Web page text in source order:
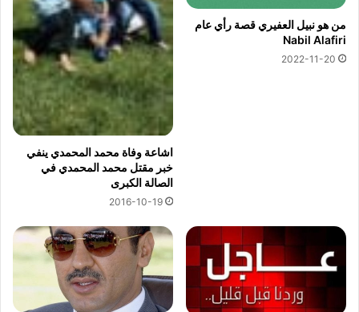
من هو نبيل العفيري قصة رأي عام
Nabil Alafiri
2022-11-20
اشاعة وفاة محمد المحمدي ينفي
خبر مقتل محمد المحمدي في
الصالة الكبرى
2016-10-19